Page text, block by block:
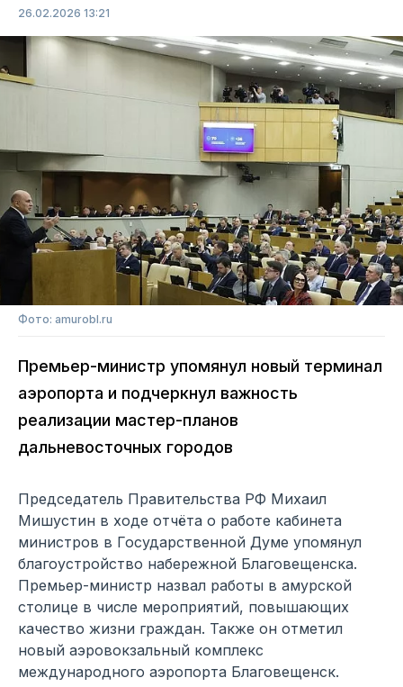
26.02.2026 13:21
Фото: amurobl.ru
Премьер-министр упомянул новый терминал
аэропорта и подчеркнул важность
реализации мастер-планов
дальневосточных городов
Председатель Правительства РФ Михаил
Мишустин в ходе отчёта о работе кабинета
министров в Государственной Думе упомянул
благоустройство набережной Благовещенска.
Премьер-министр назвал работы в амурской
столице в числе мероприятий, повышающих
качество жизни граждан. Также он отметил
новый аэровокзальный комплекс
международного аэропорта Благовещенск.